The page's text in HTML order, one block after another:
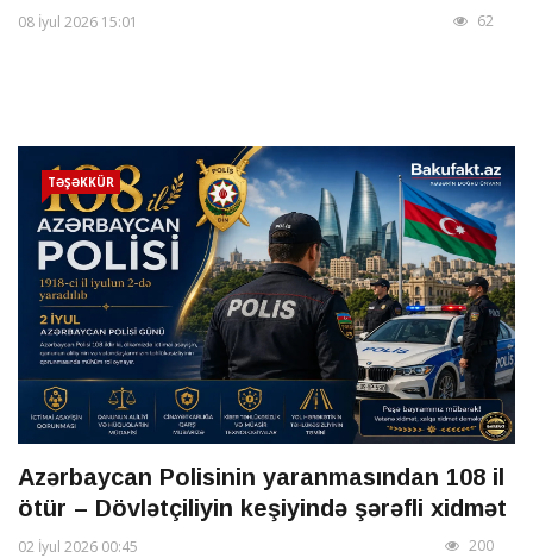
08 İyul 2026 15:01 62
TƏŞƏKKÜR
Azərbaycan Polisinin yaranmasından 108 il
ötür – Dövlətçiliyin keşiyində şərəfli xidmət
02 İyul 2026 00:45 200